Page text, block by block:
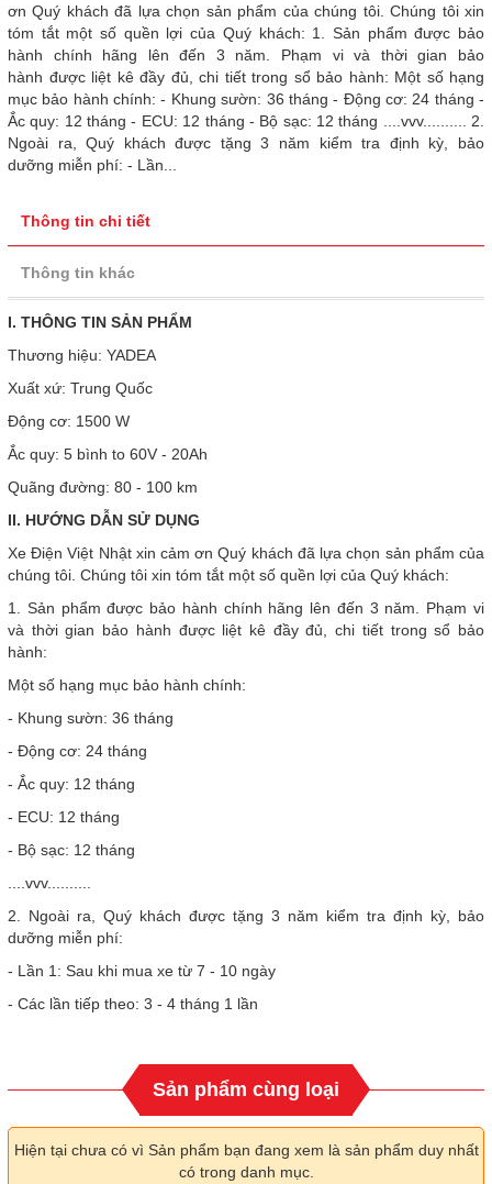
ơn Quý khách đã lựa chọn sản phẩm của chúng tôi. Chúng tôi xin
tóm tắt một số quền lợi của Quý khách: 1. Sản phẩm được bảo
hành chính hãng lên đến 3 năm. Phạm vi và thời gian bảo
hành được liệt kê đầy đủ, chi tiết trong sổ bảo hành: Một số hạng
mục bảo hành chính: - Khung sườn: 36 tháng - Động cơ: 24 tháng -
Ắc quy: 12 tháng - ECU: 12 tháng - Bộ sạc: 12 tháng ....vvv.......... 2.
Ngoài ra, Quý khách được tặng 3 năm kiểm tra định kỳ, bảo
dưỡng miễn phí: - Lần...
Thông tin chi tiết
Thông tin khác
I. THÔNG TIN SẢN PHẨM
Thương hiệu: YADEA
Xuất xứ: Trung Quốc
Động cơ: 1500 W
Ắc quy: 5 bình to 60V - 20Ah
Quãng đường: 80 - 100 km
II. HƯỚNG DẪN SỬ DỤNG
Xe Điện Việt Nhật xin cảm ơn Quý khách đã lựa chọn sản phẩm của
chúng tôi. Chúng tôi xin tóm tắt một số quền lợi của Quý khách:
1. Sản phẩm được bảo hành chính hãng lên đến 3 năm. Phạm vi
và thời gian bảo hành được liệt kê đầy đủ, chi tiết trong sổ bảo
hành:
Một số hạng mục bảo hành chính:
- Khung sườn: 36 tháng
- Động cơ: 24 tháng
- Ắc quy: 12 tháng
- ECU: 12 tháng
- Bộ sạc: 12 tháng
....vvv..........
2. Ngoài ra, Quý khách được tặng 3 năm kiểm tra định kỳ, bảo
dưỡng miễn phí:
- Lần 1: Sau khi mua xe từ 7 - 10 ngày
- Các lần tiếp theo: 3 - 4 tháng 1 lần
Sản phẩm cùng loại
Hiện tại chưa có vì Sản phẩm bạn đang xem là sản phẩm duy nhất
có trong danh mục.